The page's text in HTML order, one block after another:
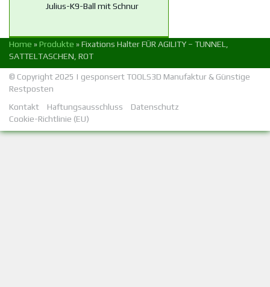
Julius-K9-Ball mit Schnur
Home »Produkte »Fixations Halter FÜR AGILITY – TUNNEL,
SATTELTASCHEN, ROT
© Copyright 2025 | gesponsertTOOLS3D Manufaktur & Günstige
Restposten
Kontakt
Haftungsausschluss
Datenschutz
Cookie-Richtlinie (EU)